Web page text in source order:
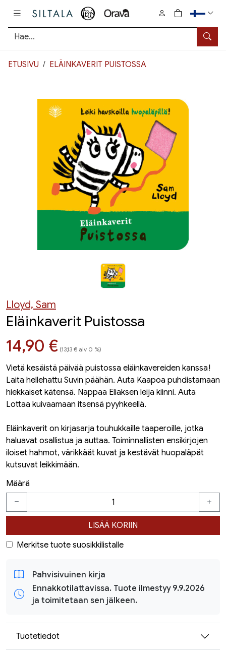
Hae
0
tuotetta
ETUSIVU ELÄINKAVERIT PUISTOSSA
Lloyd, Sam
Eläinkaverit Puistossa
Hinta nyt
14,90 € (13,13 € alv 0 %)
Vietä kesäistä päivää puistossa eläinkavereiden kanssa!
Laita hellehattu Suvin päähän. Auta Kaapoa puhdistamaan
hiekkaiset kätensä. Nappaa Eliaksen leija kiinni. Auta
Lottaa kuivaamaan itsensä pyyhkeellä.
Eläinkaverit on kirjasarja touhukkaille taaperoille, jotka
haluavat osallistua ja auttaa. Toiminnallisten ensikirjojen
iloiset hahmot, värikkäät kuvat ja kestävät huopaläpät
kutsuvat leikkimään.
Määrä
LISÄÄ KORIIN
Merkitse tuote suosikkilistalle
Pahvisivuinen kirja
Ennakkotilattavissa. Tuote ilmestyy 9.9.2026
ja toimitetaan sen jälkeen.
Tuotetiedot